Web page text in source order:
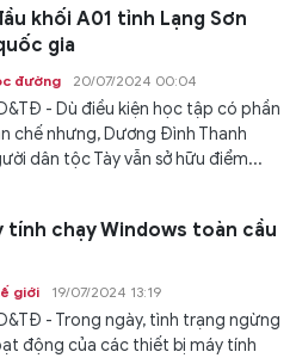
khối A01 tỉnh Lạng Sơn
gia
đường 20/07/2024 00:04
- Dù điều kiện học tập có phần
chế nhưng, Dương Đình Thanh
dân tộc Tày vẫn sở hữu điểm...
tính chạy Windows toàn cầu
giới 19/07/2024 13:19
- Trong ngày, tình trạng ngừng
động của các thiết bị máy tính